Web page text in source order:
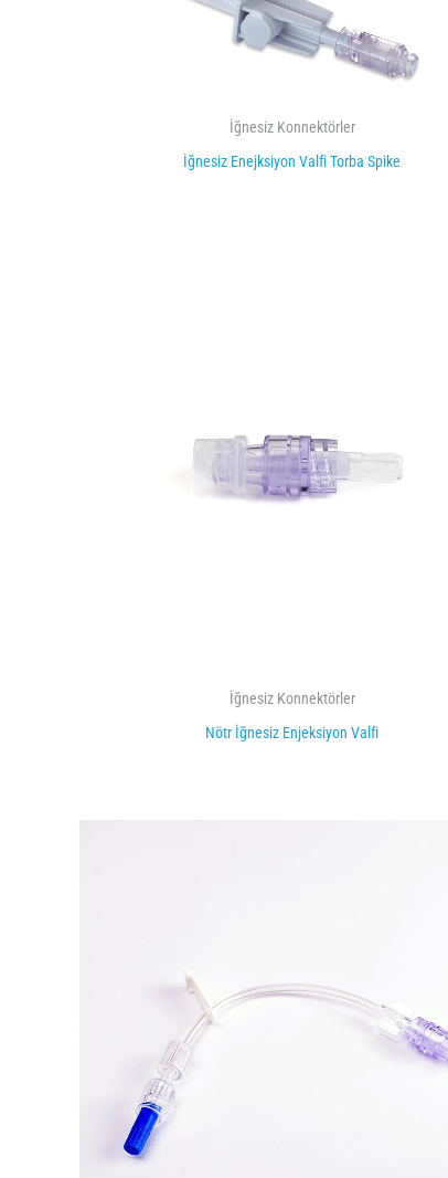
İğnesiz Konnektörler
İğnesiz Enejksiyon Valfi Torba Spike
İğnesiz Konnektörler
Nötr İğnesiz Enjeksiyon Valfi